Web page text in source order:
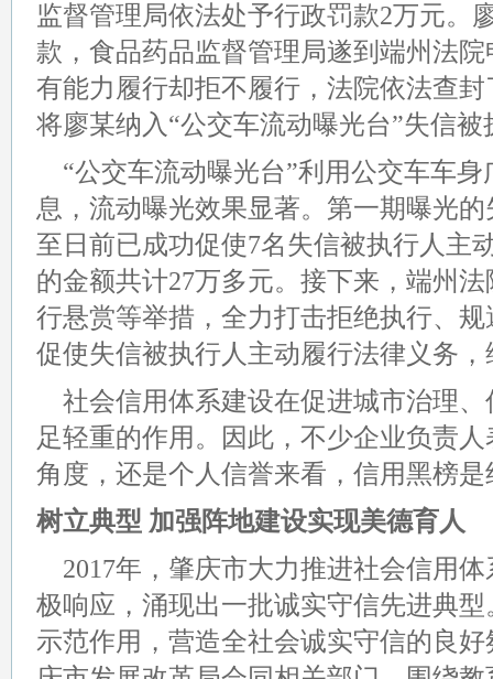
监督管理局依法处予行政罚款2万元。
款，食品药品监督管理局遂到端州法
有能力履行却拒不履行，法院依法查
将廖某纳入“公交车流动曝光台”失信被
“公交车流动曝光台”利用公交车车
息，流动曝光效果显著。第一期曝光
至日前已成功促使7名失信被执行人主
的金额共计27万多元。接下来，端州
行悬赏等举措，全力打击拒绝执行、
促使失信被执行人主动履行法律义务
社会信用体系建设在促进城市治理
足轻重的作用。因此，不少企业负责
角度，还是个人信誉来看，信用黑榜
树立典型 加强阵地建设实现美德育人
2017年，肇庆市大力推进社会信用
极响应，涌现出一批诚实守信先进典
示范作用，营造全社会诚实守信的良